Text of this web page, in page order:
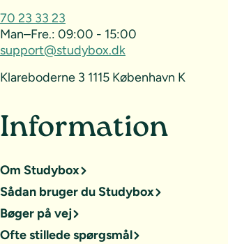
70 23 33 23
Man–Fre.: 09:00 - 15:00
support@studybox.dk
Klareboderne 3 1115 København K
Information
Om Studybox
Sådan bruger du Studybox
Bøger på vej
Ofte stillede spørgsmål